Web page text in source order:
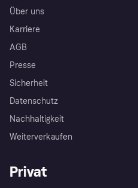
Über uns
Karriere
AGB
Presse
Sicherheit
Datenschutz
Nachhaltigkeit
Weiterverkaufen
Privat